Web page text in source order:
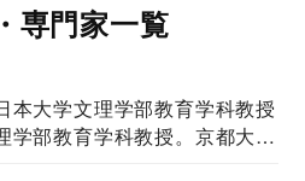
専門家一覧
本大学文理学部教育学科教授
学部教育学科教授。京都大学